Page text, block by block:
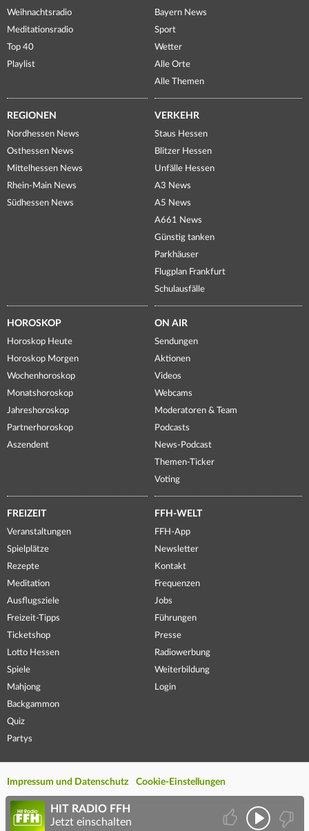
Weihnachtsradio
Meditationsradio
Top 40
Playlist
Bayern News
Sport
Wetter
Alle Orte
Alle Themen
REGIONEN
Nordhessen News
Osthessen News
Mittelhessen News
Rhein-Main News
Südhessen News
VERKEHR
Staus Hessen
Blitzer Hessen
Unfälle Hessen
A3 News
A5 News
A661 News
Günstig tanken
Parkhäuser
Flugplan Frankfurt
Schulausfälle
HOROSKOP
Horoskop Heute
Horoskop Morgen
Wochenhoroskop
Monatshoroskop
Jahreshoroskop
Partnerhoroskop
Aszendent
ON AIR
Sendungen
Aktionen
Videos
Webcams
Moderatoren & Team
Podcasts
News-Podcast
Themen-Ticker
Voting
FREIZEIT
Veranstaltungen
Spielplätze
Rezepte
Meditation
Ausflugsziele
Freizeit-Tipps
Ticketshop
Lotto Hessen
Spiele
Mahjong
Backgammon
Quiz
Partys
FFH-WELT
FFH-App
Newsletter
Kontakt
Frequenzen
Jobs
Führungen
Presse
Radiowerbung
Weiterbildung
Login
Impressum und Datenschutz Cookie-Einstellungen
HIT RADIO FFH
Jetzt einschalten